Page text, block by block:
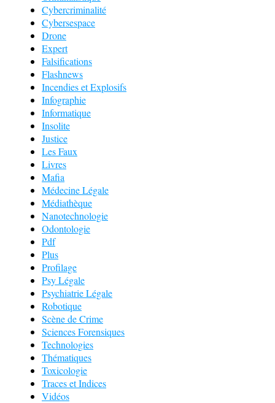
Cybercriminalité
Cybersespace
Drone
Expert
Falsifications
Flashnews
Incendies et Explosifs
Infographie
Informatique
Insolite
Justice
Les Faux
Livres
Mafia
Médecine Légale
Médiathèque
Nanotechnologie
Odontologie
Pdf
Plus
Profilage
Psy Légale
Psychiatrie Légale
Robotique
Scène de Crime
Sciences Forensiques
Technologies
Thématiques
Toxicologie
Traces et Indices
Vidéos